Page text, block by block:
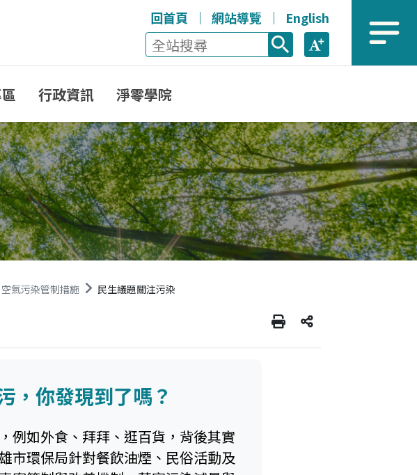
回首頁 網站導覽 English
全站搜尋 放大 選單
行政資訊 淨零學院
空氣污染管制措施 民生議題關注污染
，你發現到了嗎？
例如外食、拜拜、逛百貨，背後其實
市環保局針對餐飲油煙、民俗活動及